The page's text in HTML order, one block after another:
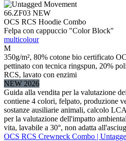
66.ZF03 NEW
OCS RCS Hoodie Combo
Felpa con cappuccio "Color Block"
multicolour
M
350g/m², 80% cotone bio certificato
pettinato con tecnica ringspun, 20%
RCS, lavato con enzimi
NEW 2026
Guida alla vendita per la valutazione
contiene 4 colori, felpato, produzione
sostanze ausiliarie animali, calcolo
per la valutazione dell'impatto
vita, lavabile a 30°, non adatta
OCS RCS Crewneck Combo |